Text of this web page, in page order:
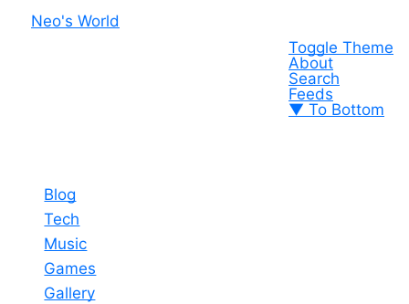
Neo's World
Toggle Theme
About
Search
Feeds
▼ To Bottom
Blog
Tech
Music
Games
Gallery